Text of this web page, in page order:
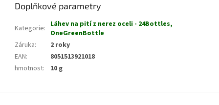
Doplňkové parametry
Kategorie: Láhev na pití z nerez oceli - 24Bottles,
OneGreenBottle
Záruka:
2 roky
EAN:
8051513921018
hmotnost: 10 g